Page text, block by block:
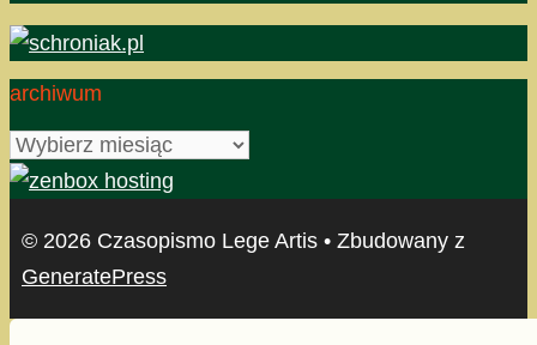
archiwum
archiwum
© 2026 Czasopismo Lege Artis • Zbudowany z
GeneratePress